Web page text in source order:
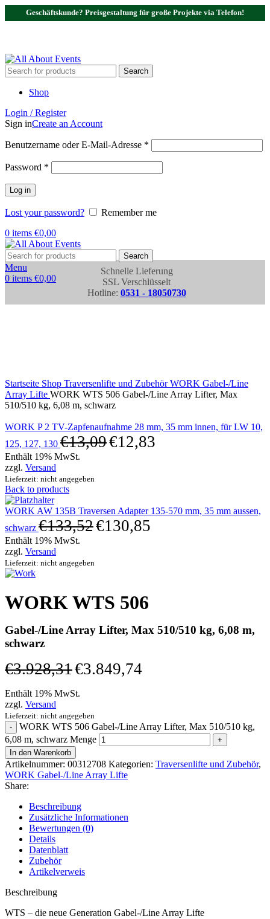
Geschäftskunde? Preisgestaltung für große Projekte via Telefon!
Search
Shop
Login / Register
Sign inCreate an Account
Benutzername oder E-Mail-Adresse *
Password *
Log in
Lost your password?
Remember me
0 items €0,00
Search
Menu
0 items €0,00
Schnelle Lieferung
SSL Verschlüsselt
Hotline: 0531 - 18050730
Startseite Shop Traversenlifte und ZubehörWORK Gabel-/Line
Array Lifte WORK WTS 506 Gabel-/Line Array Lifter, Max
510/510 kg, 6,08 m, schwarz
WORK P 2 TV-Zapfenaufnahme 28 mm, 35 mm innen, für LW 10,
125, 127, 130 €13,09€12,83
Enthält 19% MwSt.
zzgl. Versand
Lieferzeit: nicht angegeben
Back to products
WORK AW 135B Traversen Adapter 135-570 mm, 35 mm aussen,
schwarz €133,52€130,85
Enthält 19% MwSt.
zzgl. Versand
Lieferzeit: nicht angegeben
WORK WTS 506
Gabel-/Line Array Lifter, Max 510/510 kg, 6,08 m,
schwarz
€3.928,31€3.849,74
Enthält 19% MwSt.
zzgl. Versand
Lieferzeit: nicht angegeben
WORK WTS 506 Gabel-/Line Array Lifter, Max 510/510 kg,
6,08 m, schwarz Menge
In den Warenkorb
Artikelnummer: 00312708 Kategorien: Traversenlifte und Zubehör,
WORK Gabel-/Line Array Lifte
Share:
Beschreibung
Zusätzliche Informationen
Bewertungen (0)
Details
Datenblatt
Zubehör
Artikelverweis
Beschreibung
WTS – die neue Generation Gabel-/Line Array Lifte